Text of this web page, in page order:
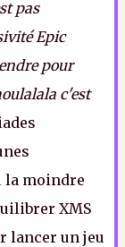
pas
Epic
pour
c'est
la moindre
XMS
lancer un jeu